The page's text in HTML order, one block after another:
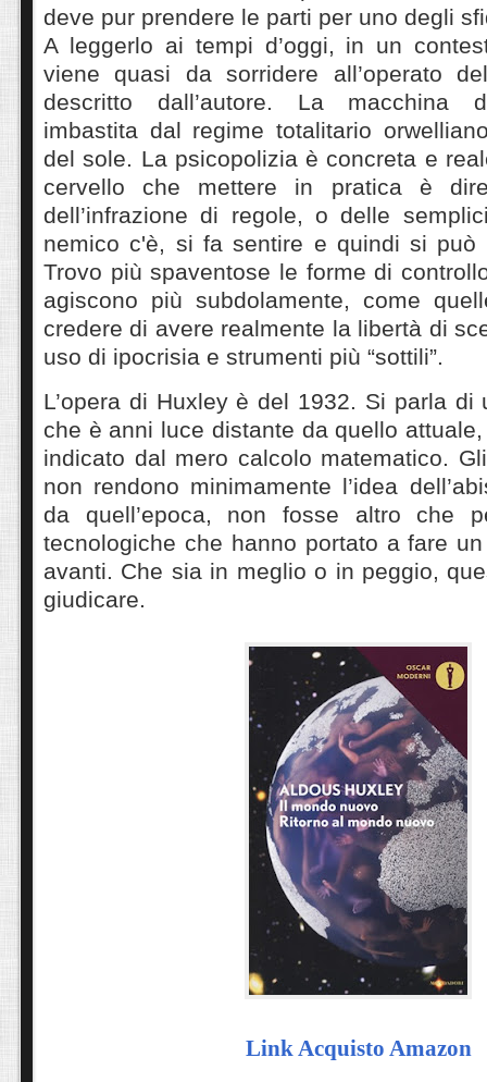
deve pur prendere le parti per uno degli
A leggerlo ai tempi d’oggi, in un
viene quasi da sorridere all’operato
descritto dall’autore. La macchina
imbastita dal regime totalitario
del sole. La psicopolizia è concreta e
cervello che mettere in pratica è
dell’infrazione di regole, o delle
nemico c'è, si fa sentire e quindi si può
Trovo più spaventose le forme di
agiscono più subdolamente, come
credere di avere realmente la libertà di
uso di ipocrisia e strumenti più “sottili”.
L’opera di Huxley è del 1932. Si parla di
che è anni luce distante da quello
indicato dal mero calcolo matematico.
non rendono minimamente l’idea
da quell’epoca, non fosse altro che
tecnologiche che hanno portato a fare
avanti. Che sia in meglio o in peggio,
giudicare.
Link Acquisto Amazon